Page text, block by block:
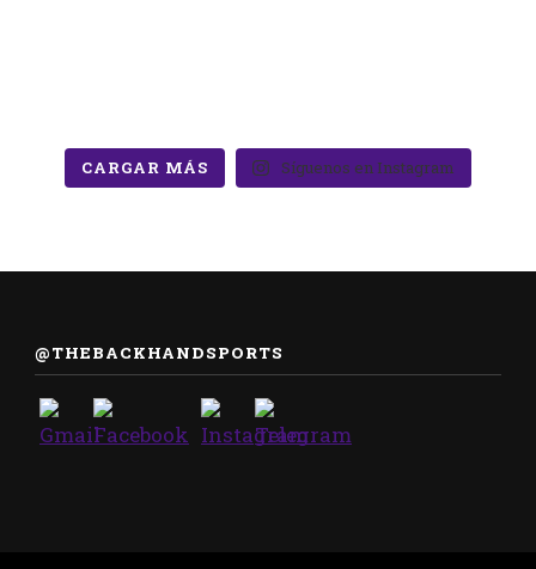
CARGAR MÁS Síguenos en Instagram
@THEBACKHANDSPORTS